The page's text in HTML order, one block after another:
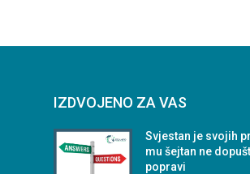
IZDVOJENO ZA VAS
Svjestan je svojih
mu šejtan ne
popravi